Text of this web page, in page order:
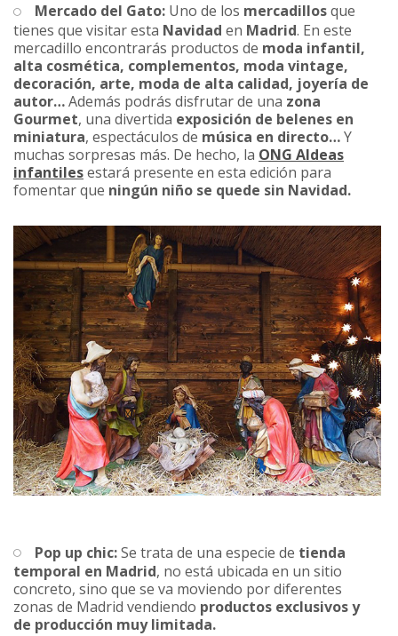
Mercado del Gato: Uno de los mercadillosque
tienes que visitar esta Navidad en Madrid. En este
mercadillo encontrarás productos de moda infantil,
alta cosmética, complementos, moda vintage,
decoración, arte, moda de alta calidad, joyería de
autor…Además podrás disfrutar de una zona
Gourmet, una divertida exposición de belenes en
miniatura, espectáculos de música en directo…Y
muchas sorpresas más. De hecho, la ONG Aldeas
infantilesestará presente en esta edición para
fomentar que ningún niño se quede sin Navidad.
Pop up chic:Se trata de una especie de tienda
temporal en Madrid, no está ubicada en un sitio
concreto, sino que se va moviendo por diferentes
zonas de Madrid vendiendo productos exclusivos y
de producción muy limitada.